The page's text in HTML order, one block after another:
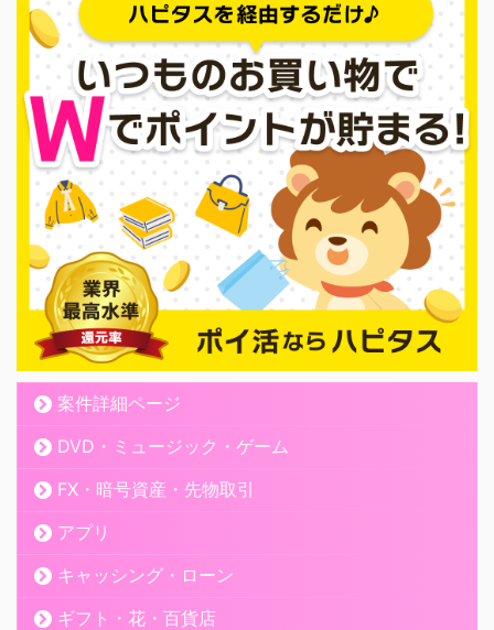
案件詳細ページ
DVD・ミュージック・ゲーム
FX・暗号資産・先物取引
アプリ
キャッシング・ローン
ギフト・花・百貨店